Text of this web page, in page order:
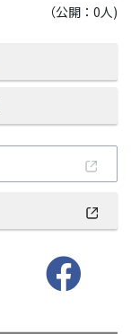
（公開：0人)